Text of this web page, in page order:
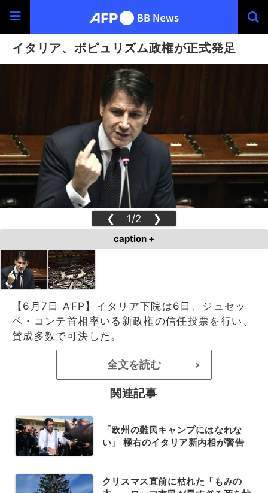
イタリア、ポピュリズム政権が正式発足
❮ 1/2 ❯
caption +
【6月7日 AFP】イタリア下院は6日、ジュセッ
ペ・コンテ首相率いる新政権の信任投票を行い、
賛成多数で可決した。
全文を読む >
関連記事
「欧州の難民キャンプにはなれな
い」 極右のイタリア新内相が警告
クリスマス直前に枯れた「もみの